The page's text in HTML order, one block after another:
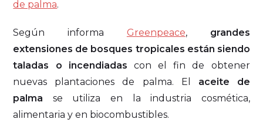
de palma.
Según informa Greenpeace, grandes
extensiones de bosques tropicales están siendo
taladas o incendiadas con el fin de obtener
nuevas plantaciones de palma. El aceite de
palma se utiliza en la industria cosmética,
alimentaria y en biocombustibles.